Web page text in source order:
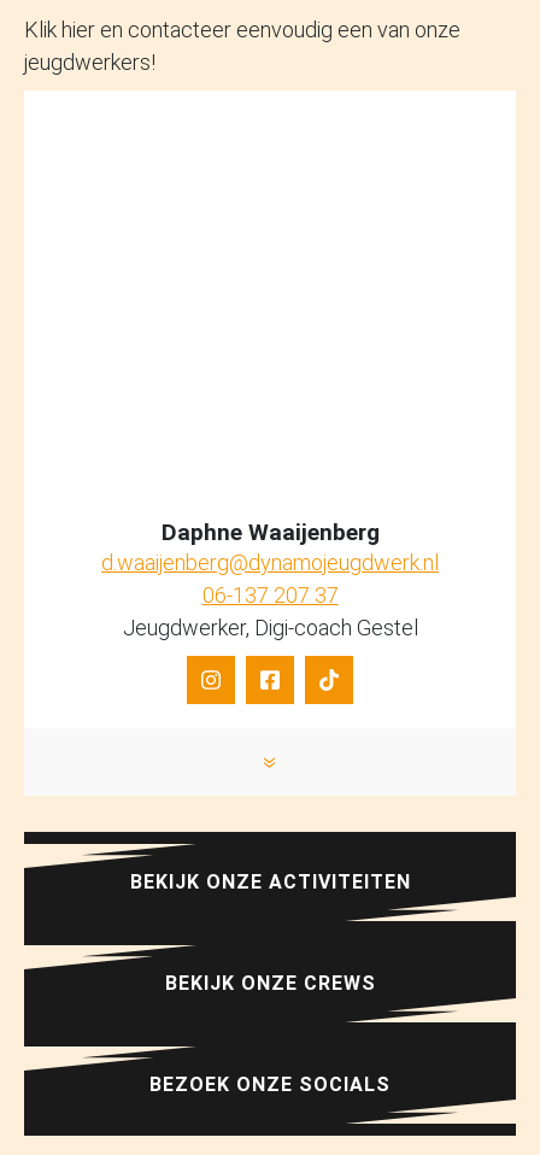
Klik hier en contacteer eenvoudig een van onze
jeugdwerkers!
Daphne Waaijenberg
d.waaijenberg@dynamojeugdwerk.nl
06-137 207 37
Jeugdwerker, Digi-coach Gestel
»
BEKIJK ONZE ACTIVITEITEN
BEKIJK ONZE CREWS
BEZOEK ONZE SOCIALS